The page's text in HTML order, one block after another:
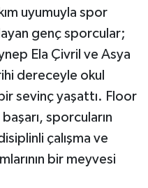
uyumuyla spor
genç sporcular;
Ela Çivril ve Asya
dereceyle okul
sevinç yaşattı. Floor
sporcuların
çalışma ve
bir meyvesi